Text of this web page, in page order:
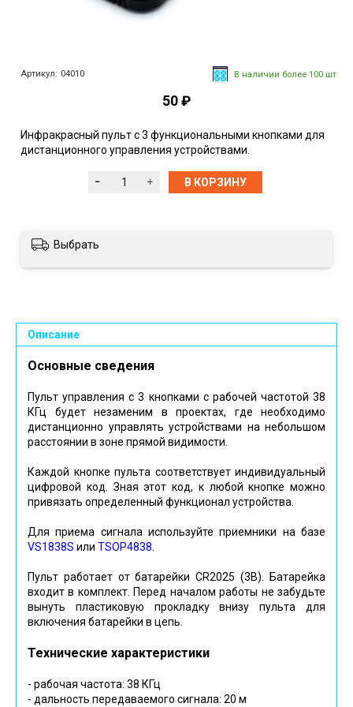
Артикул: 04010 В наличии более 100 шт
50 ₽
Инфракрасный пульт с 3 функциональными кнопками для
дистанционного управления устройствами.
В КОРЗИНУ
Выбрать
Описание
Основные сведения
Пульт управления с 3 кнопками с рабочей частотой 38
КГц будет незаменим в проектах, где необходимо
дистанционно управлять устройствами на небольшом
расстоянии в зоне прямой видимости.
Каждой кнопке пульта соответствует индивидуальный
цифровой код. Зная этот код, к любой кнопке можно
привязать определенный функционал устройства.
Для приема сигнала используйте приемники на базе
VS1838S или TSOP4838.
Пульт работает от батарейки CR2025 (3В). Батарейка
входит в комплект. Перед началом работы не забудьте
вынуть пластиковую прокладку внизу пульта для
включения батарейки в цепь.
Технические характеристики
- рабочая частота: 38 КГц
- дальность передаваемого сигнала: 20 м